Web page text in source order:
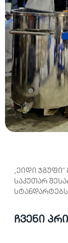
„ეიდი
საკუთარ
ჩვენი